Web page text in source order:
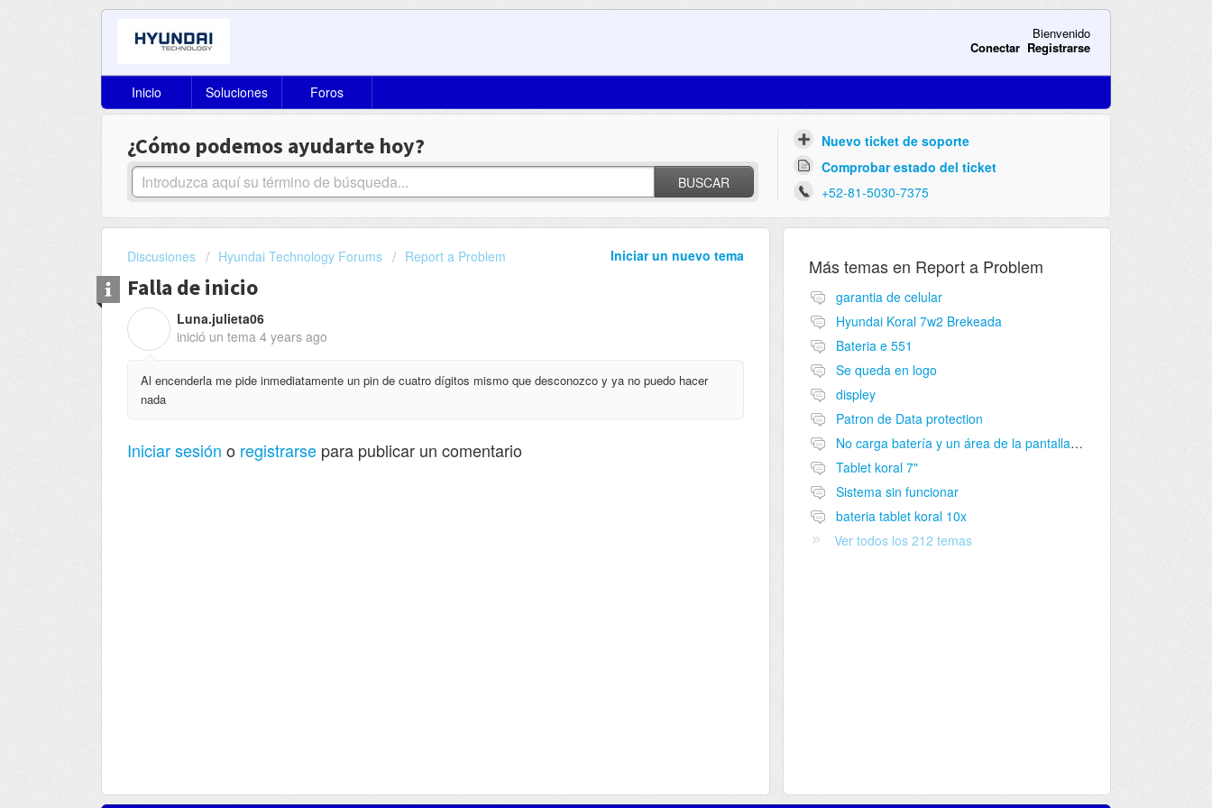
Bienvenido
Conectar Registrarse
Inicio Soluciones Foros
¿Cómo podemos ayudarte hoy?
BUSCAR
Nuevo ticket de soporte
Comprobar estado del ticket
+52-81-5030-7375
Iniciar un nuevo tema
Discusiones Hyundai Technology Forums Report a Problem
Falla de inicio
Luna.julieta06
inició un tema 4 years ago
Al encenderla me pide inmediatamente un pin de cuatro dígitos mismo que desconozco y ya no puedo hacer
nada
Iniciar sesión o registrarse para publicar un comentario
Más temas en Report a Problem
garantia de celular
Hyundai Koral 7w2 Brekeada
Bateria e 551
Se queda en logo
displey
Patron de Data protection
No carga batería y un área de la pantalla no funciona
Tablet koral 7"
Sistema sin funcionar
bateria tablet koral 10x
Ver todos los 212 temas